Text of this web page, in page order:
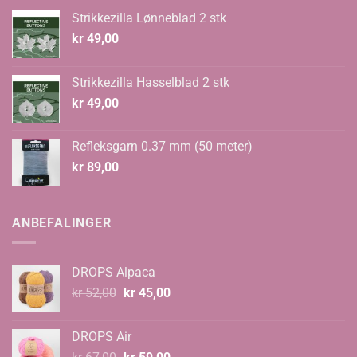
Strikkezilla Lønneblad 2 stk
kr 49,00
Strikkezilla Hasselblad 2 stk
kr 49,00
Refleksgarn 0.37 mm (50 meter)
kr 89,00
ANBEFALINGER
DROPS Alpaca
kr52,00 Opprinnelig
kr 52,00.
kr45,00Nåværende
DROPS Air